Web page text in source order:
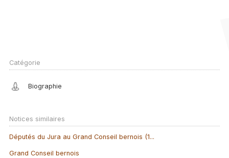
Catégorie
Biographie
Notices similaires
Députés du Jura au Grand Conseil bernois (1...
Grand Conseil bernois